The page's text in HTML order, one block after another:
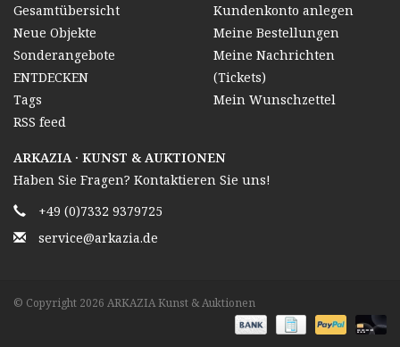
Gesamtübersicht
Neue Objekte
Sonderangebote
ENTDECKEN
Tags
RSS feed
Kundenkonto anlegen
Meine Bestellungen
Meine Nachrichten
(Tickets)
Mein Wunschzettel
ARKAZIA · KUNST & AUKTIONEN
Haben Sie Fragen? Kontaktieren Sie uns!
+49 (0)7332 9379725
service@arkazia.de
© Copyright 2026 ARKAZIA Kunst & Auktionen